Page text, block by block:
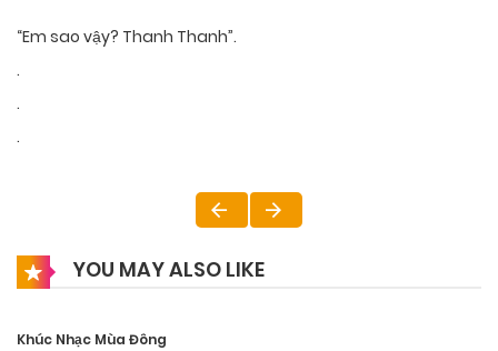
“Em sao vậy? Thanh Thanh”.
.
.
.
YOU MAY ALSO LIKE
Khúc Nhạc Mùa Đông